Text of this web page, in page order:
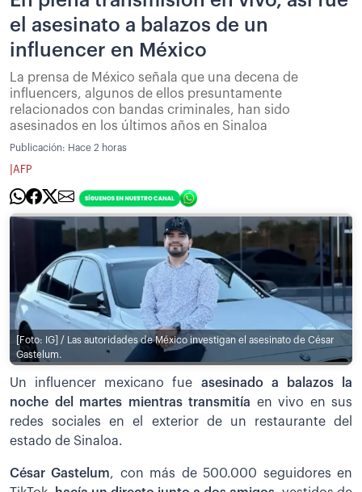
el asesinato a balazos de un
influencer en México
La prensa de México señala que una decena de
influencers, algunos de ellos presuntamente
relacionados con bandas criminales, han sido
asesinados en los últimos años en Sinaloa
Publicación: Hace 2 horas
AFP
[Foto: IG] / Las autoridades de México investigan el asesinato de César
Gastelum.
Un influencer mexicano fue asesinado a balazos la
noche del martes mientras transmitía en vivo en sus
redes sociales en el exterior de un restaurante del
estado de Sinaloa.
César Gastelum, con más de 500.000 seguidores en